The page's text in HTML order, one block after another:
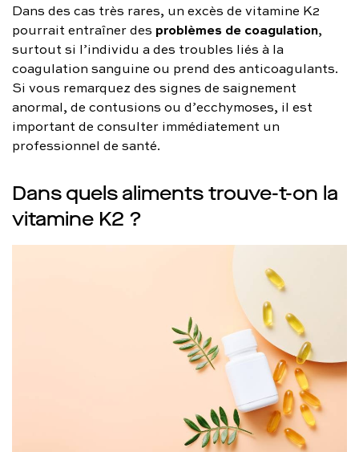
Dans des cas très rares, un excès de vitamine K2
pourrait entraîner des problèmes de coagulation,
surtout si l’individu a des troubles liés à la
coagulation sanguine ou prend des anticoagulants.
Si vous remarquez des signes de saignement
anormal, de contusions ou d’ecchymoses, il est
important de consulter immédiatement un
professionnel de santé.
Dans quels aliments trouve-t-on la
vitamine K2 ?